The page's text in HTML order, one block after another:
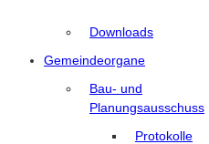
Downloads
Gemeindeorgane
Bau- und
Planungsausschuss
Protokolle